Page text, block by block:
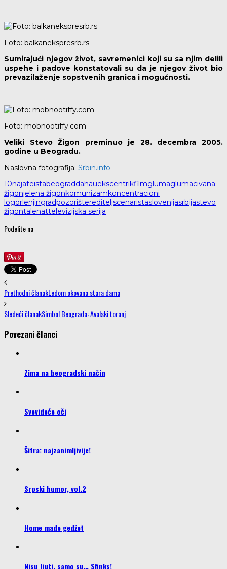
Foto: balkanekspresrb.rs
Sumirajući njegov život, savremenici koji su sa njim delili
uspehe i padove konstatovali su da je njegov život bio
prevazilaženje sopstvenih granica i mogućnosti.
Foto: mobnootiffy.com
Veliki Stevo Žigon preminuo je 28. decembra 2005.
godine u Beogradu.
Naslovna fotografija: Srbin.info
10najateistabeograddahauekscentrikfilmglumaglumacivana
žigonjelena žigonkomunizamkoncentracioni
logor lenjingradpozorišterediteljscenaristaslovenijasrbijastevo
žigontalenattelevizijska serija
Podelite na
Prethodni članakLedom okovana stara dama
Sledeći članakSimbol Beograda: Avalski toranj
Povezani članci
Zima na beogradski način
Svevideće oči
Šifra: najzanimljivije!
Srpski humor, vol.2
Home made gedžet
Nisu ljuti, samo su… Sfinks!